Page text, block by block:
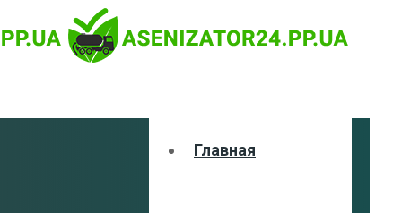
Главная